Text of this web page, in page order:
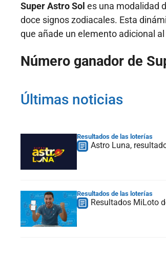
Super Astro Sol es una modalidad
doce signos zodiacales. Esta
que añade un elemento adicional
Número ganador de
Últimas noticias
Resultados de las loterías
Astro Luna,
Resultados de las loterías
Resultados MiLoto